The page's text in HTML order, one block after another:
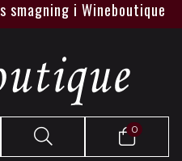
i Wineboutique eller
0